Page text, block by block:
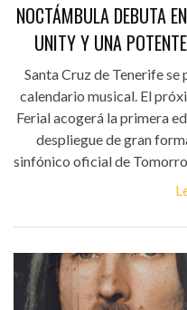
NOCTÁMBULA DEBUTA
UNITY Y UNA
Santa Cruz de Tenerife se
calendario musical. El
Ferial acogerá la primera
despliegue de gran
sinfónico oficial de